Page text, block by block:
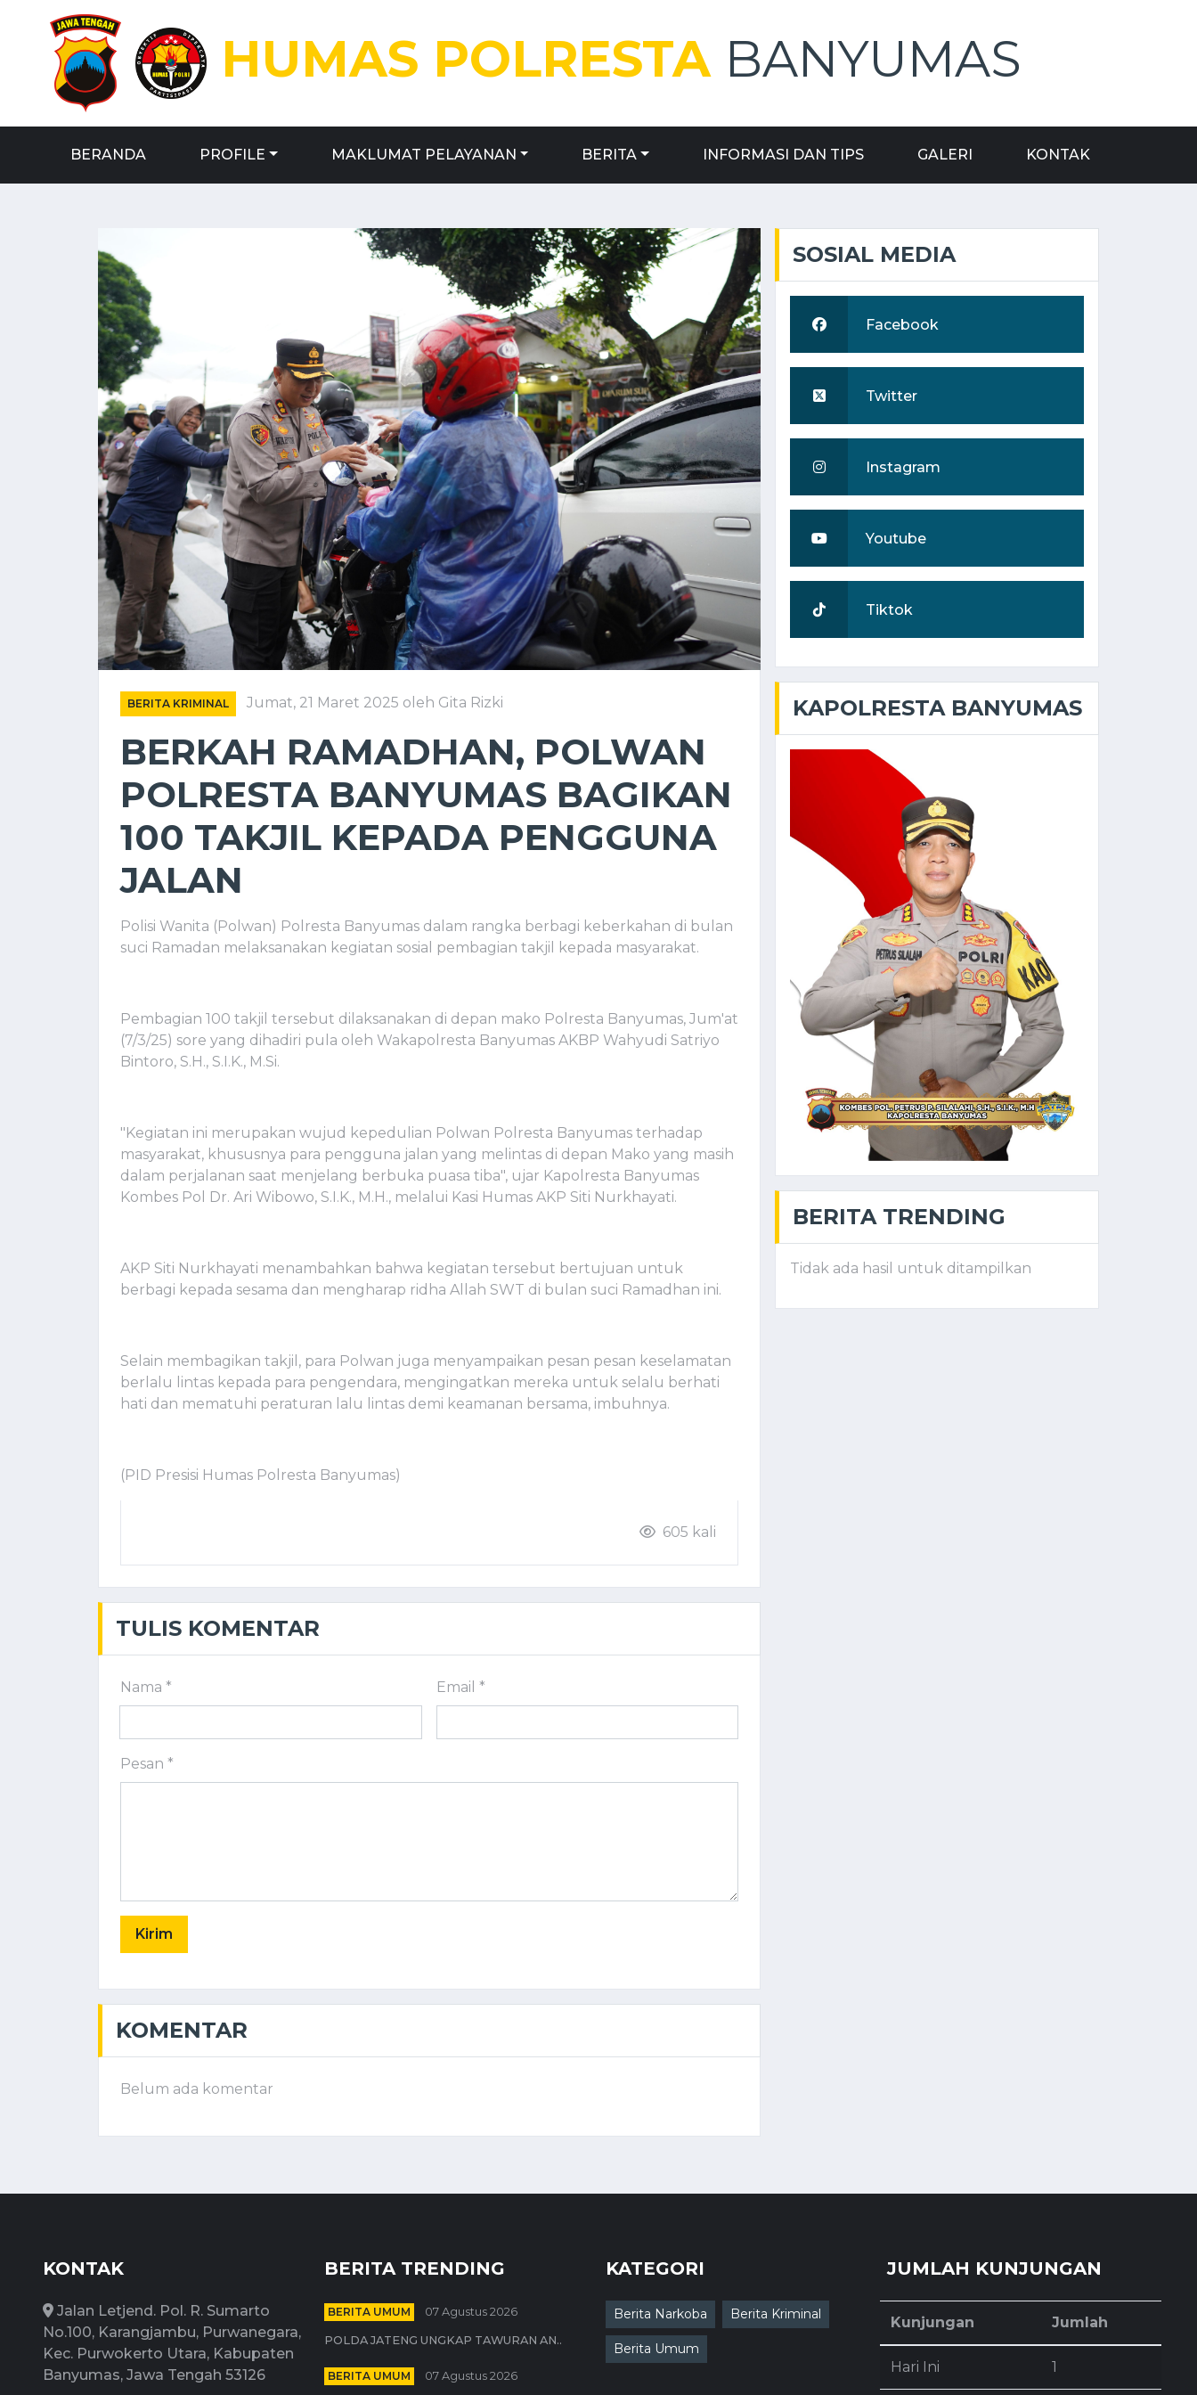
HUMAS POLRESTA BANYUMAS
BERANDA PROFILE MAKLUMAT PELAYANAN BERITA INFORMASI DAN TIPS GALERI KONTAK
BERITA KRIMINAL Jumat, 21 Maret 2025 oleh Gita Rizki
BERKAH RAMADHAN, POLWAN
POLRESTA BANYUMAS BAGIKAN
100 TAKJIL KEPADA PENGGUNA
JALAN
Polisi Wanita (Polwan) Polresta Banyumas dalam rangka berbagi keberkahan di bulan
suci Ramadan melaksanakan kegiatan sosial pembagian takjil kepada masyarakat.
Pembagian 100 takjil tersebut dilaksanakan di depan mako Polresta Banyumas, Jum'at
(7/3/25) sore yang dihadiri pula oleh Wakapolresta Banyumas AKBP Wahyudi Satriyo
Bintoro, S.H., S.I.K., M.Si.
"Kegiatan ini merupakan wujud kepedulian Polwan Polresta Banyumas terhadap
masyarakat, khususnya para pengguna jalan yang melintas di depan Mako yang masih
dalam perjalanan saat menjelang berbuka puasa tiba", ujar Kapolresta Banyumas
Kombes Pol Dr. Ari Wibowo, S.I.K., M.H., melalui Kasi Humas AKP Siti Nurkhayati.
AKP Siti Nurkhayati menambahkan bahwa kegiatan tersebut bertujuan untuk
berbagi kepada sesama dan mengharap ridha Allah SWT di bulan suci Ramadhan ini.
Selain membagikan takjil, para Polwan juga menyampaikan pesan pesan keselamatan
berlalu lintas kepada para pengendara, mengingatkan mereka untuk selalu berhati
hati dan mematuhi peraturan lalu lintas demi keamanan bersama, imbuhnya.
(PID Presisi Humas Polresta Banyumas)
605 kali
TULIS KOMENTAR
Nama * Email *
Pesan *
Kirim
KOMENTAR
Belum ada komentar
SOSIAL MEDIA
Facebook
Twitter
Instagram
Youtube
Tiktok
KAPOLRESTA BANYUMAS
BERITA TRENDING
Tidak ada hasil untuk ditampilkan
KONTAK
Jalan Letjend. Pol. R. Sumarto
No.100, Karangjambu, Purwanegara,
Kec. Purwokerto Utara, Kabupaten
Banyumas, Jawa Tengah 53126
BERITA TRENDING
BERITA UMUM 07 Agustus 2026
POLDA JATENG UNGKAP TAWURAN AN..
BERITA UMUM 07 Agustus 2026
KATEGORI
Berita Narkoba Berita Kriminal
Berita Umum
JUMLAH KUNJUNGAN
Kunjungan Jumlah
Hari Ini 1